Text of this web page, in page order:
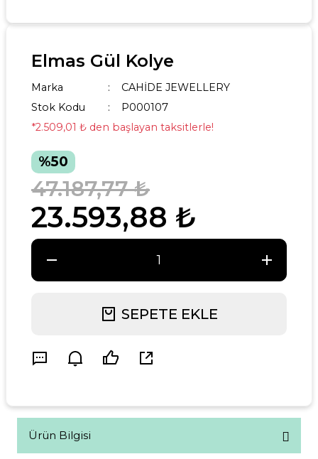
Elmas Gül Kolye
Marka
CAHİDE JEWELLERY
Stok Kodu
P000107
*2.509,01 ₺ den başlayan taksitlerle!
%50
23.593,88 ₺
47.187,77 ₺
SEPETE EKLE
Ürün Bilgisi